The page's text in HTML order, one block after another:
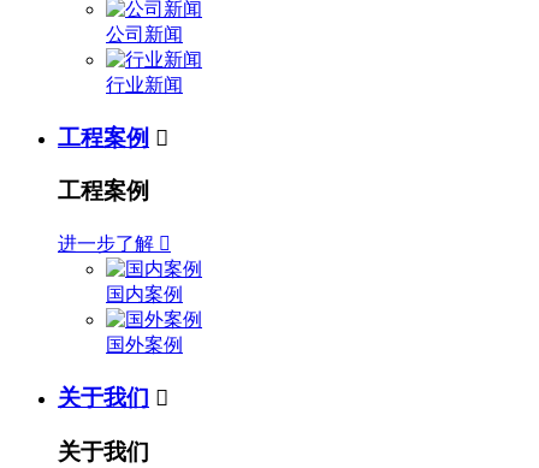
公司新闻
行业新闻
工程案例 
工程案例
进一步了解 
国内案例
国外案例
关于我们 
关于我们